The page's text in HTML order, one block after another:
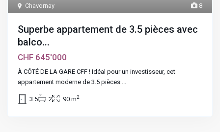
8
Chavornay
Superbe appartement de 3.5 pièces avec
balco...
CHF 645'000
À CÔTÉ DE LA GARE CFF ! Idéal pour un investisseur, cet
appartement moderne de 3.5 pièces ...
3.5 2 90 m2